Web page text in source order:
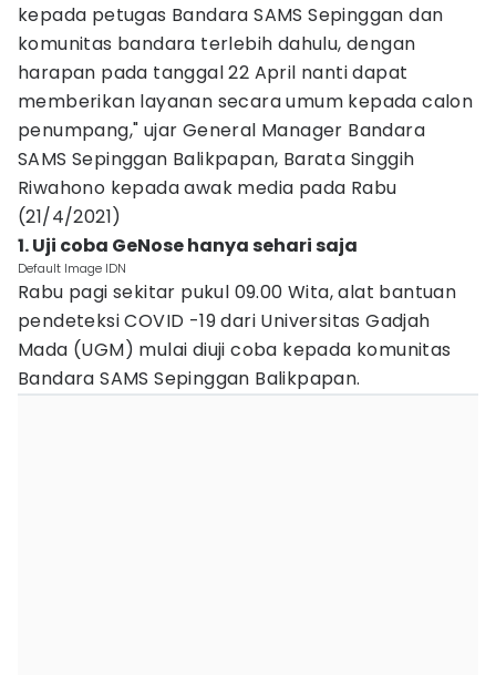
kepada petugas Bandara SAMS Sepinggan dan
komunitas bandara terlebih dahulu, dengan
harapan pada tanggal 22 April nanti dapat
memberikan layanan secara umum kepada calon
penumpang," ujar General Manager Bandara
SAMS Sepinggan Balikpapan, Barata Singgih
Riwahono kepada awak media pada Rabu
(21/4/2021)
1. Uji coba GeNose hanya sehari saja
Default Image IDN
Rabu pagi sekitar pukul 09.00 Wita, alat bantuan
pendeteksi COVID -19 dari Universitas Gadjah
Mada (UGM) mulai diuji coba kepada komunitas
Bandara SAMS Sepinggan Balikpapan.